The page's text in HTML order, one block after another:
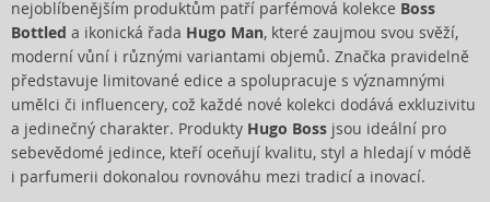
nejoblíbenějším produktům patří parfémová kolekce Boss
Bottled a ikonická řada Hugo Man, které zaujmou svou svěží,
moderní vůní i různými variantami objemů. Značka pravidelně
představuje limitované edice a spolupracuje s významnými
umělci či influencery, což každé nové kolekci dodává exkluzivitu
a jedinečný charakter. Produkty Hugo Boss jsou ideální pro
sebevědomé jedince, kteří oceňují kvalitu, styl a hledají v módě
i parfumerii dokonalou rovnováhu mezi tradicí a inovací.